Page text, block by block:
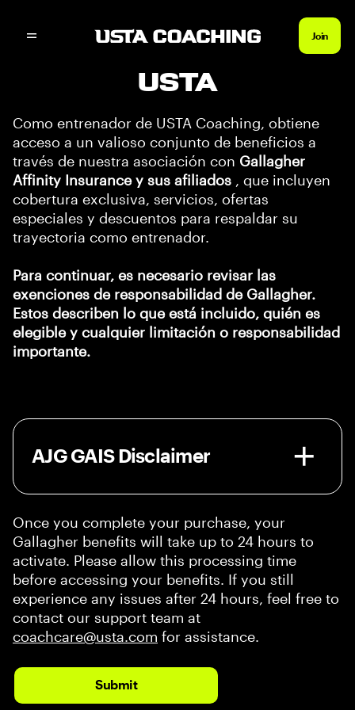
Join
BENEFICIOS DEL
ENTRENADOR DE LA
USTA
Como entrenador de USTA Coaching, obtiene
acceso a un valioso conjunto de beneficios a
través de nuestra asociación con Gallagher
Affinity Insurance y sus afiliados , que incluyen
cobertura exclusiva, servicios, ofertas
especiales y descuentos para respaldar su
trayectoria como entrenador.
Para continuar, es necesario revisar las
exenciones de responsabilidad de Gallagher.
Estos describen lo que está incluido, quién es
elegible y cualquier limitación o responsabilidad
importante.
AJG GAIS Disclaimer
Once you complete your purchase, your
Gallagher benefits will take up to 24 hours to
activate. Please allow this processing time
before accessing your benefits. If you still
experience any issues after 24 hours, feel free to
contact our support team at
coachcare@usta.com for assistance.
Submit